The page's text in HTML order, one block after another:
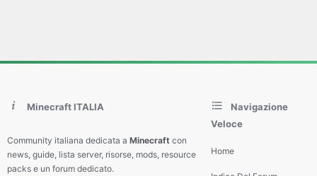
Minecraft ITALIA
Community italiana dedicata a Minecraft con
news, guide, lista server, risorse, mods, resource
packs e un forum dedicato.
Navigazione
Veloce
Home